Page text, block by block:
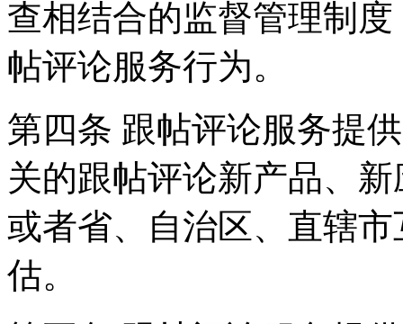
查相结合的监督管理制
帖评论服务行为。
第四条 跟帖评论服务提
关的跟帖评论新产品、
或者省、自治区、直辖
估。